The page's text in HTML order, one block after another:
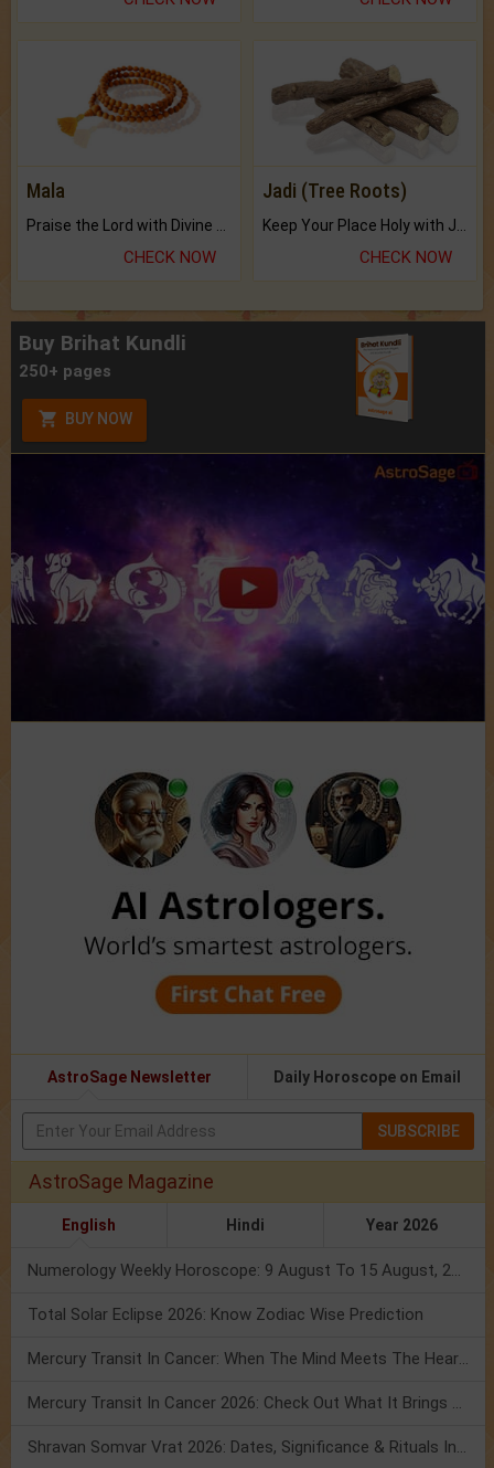
Mala
Praise the Lord with Divine Energies of Mala.
CHECK NOW
Jadi (Tree Roots)
Keep Your Place Holy with Jadi.
CHECK NOW
Buy Brihat Kundli
250+ pages
BUY NOW
AstroSage Newsletter Daily Horoscope on Email
SUBSCRIBE
AstroSage Magazine
English Hindi Year 2026
Numerology Weekly Horoscope: 9 August To 15 August, 2026
Total Solar Eclipse 2026: Know Zodiac Wise Prediction
Mercury Transit In Cancer: When The Mind Meets The Heart!
Mercury Transit In Cancer 2026: Check Out What It Brings For You
Shravan Somvar Vrat 2026: Dates, Significance & Rituals In August